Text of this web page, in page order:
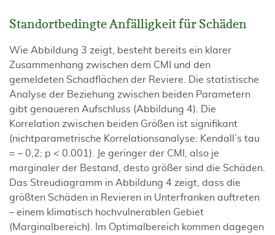
Standortbedingte Anfälligkeit für Schäden
Wie Abbildung 3 zeigt, besteht bereits ein klarer
Zusammenhang zwischen dem CMI und den
gemeldeten Schadflächen der Reviere. Die statistische
Analyse der Beziehung zwischen beiden Parametern
gibt genaueren Aufschluss (Abbildung 4). Die
Korrelation zwischen beiden Größen ist signifikant
(nichtparametrische Korrelationsanalyse: Kendall’s tau
= – 0,2; p < 0.001). Je geringer der CMI, also je
marginaler der Bestand, desto größer sind die Schäden.
Das Streudiagramm in Abbildung 4 zeigt, dass die
größten Schäden in Revieren in Unterfranken auftreten
– einem klimatisch hochvulnerablen Gebiet
(Marginalbereich). Im Optimalbereich kommen dagegen